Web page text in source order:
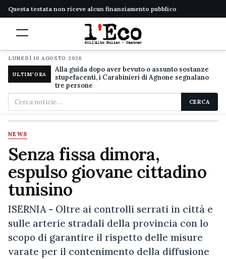
Questa testata non riceve alcun finanziamento pubblico
LUNEDÌ 10 AGOSTO 2026
ULTIM'ORA
Alla guida dopo aver bevuto o assunto sostanze
stupefacenti, i Carabinieri di Agnone segnalano
tre persone
Cerca
nel
sito
CERCA
NEWS
Senza fissa dimora,
espulso giovane cittadino
tunisino
ISERNIA - Oltre ai controlli serrati in città e
sulle arterie stradali della provincia con lo
scopo di garantire il rispetto delle misure
varate per il contenimento della diffusione